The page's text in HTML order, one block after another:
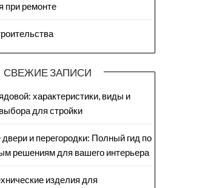
при ремонте
СВЕЖИЕ ЗАПИСИ
характеристики, виды и
для стройки
и перегородки: Полный гид по
решениям для вашего интерьера
изделия для